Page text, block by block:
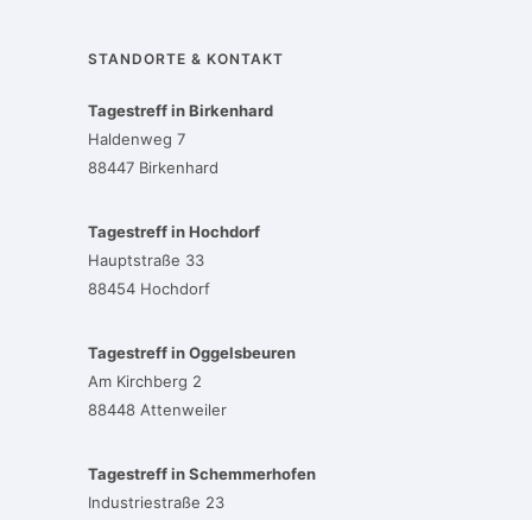
STANDORTE & KONTAKT
Tagestreff in Birkenhard
Haldenweg 7
88447 Birkenhard
Tagestreff in Hochdorf
Hauptstraße 33
88454 Hochdorf
Tagestreff in Oggelsbeuren
Am Kirchberg 2
88448 Attenweiler
Tagestreff in Schemmerhofen
Industriestraße 23